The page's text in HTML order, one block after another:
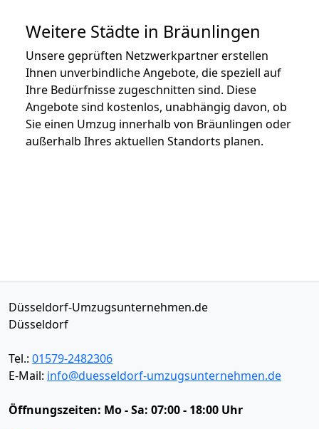
Weitere Städte in Bräunlingen
Unsere geprüften Netzwerkpartner erstellen
Ihnen unverbindliche Angebote, die speziell auf
Ihre Bedürfnisse zugeschnitten sind. Diese
Angebote sind kostenlos, unabhängig davon, ob
Sie einen Umzug innerhalb von Bräunlingen oder
außerhalb Ihres aktuellen Standorts planen.
Düsseldorf-Umzugsunternehmen.de
Düsseldorf
Tel.: 01579-2482306
E-Mail: info@duesseldorf-umzugsunternehmen.de
Öffnungszeiten: Mo - Sa: 07:00 - 18:00 Uhr